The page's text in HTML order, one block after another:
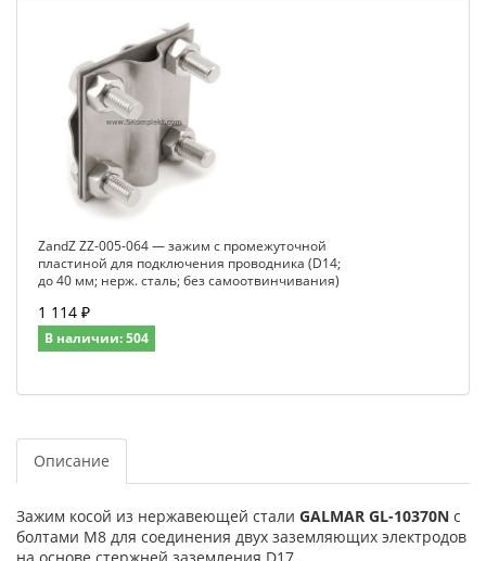
ZandZ ZZ-005-064 — зажим с промежуточной
пластиной для подключения проводника (D14;
до 40 мм; нерж. сталь; без самоотвинчивания)
1 114 ₽
В наличии: 504
Описание
Зажим косой из нержавеющей стали GALMAR GL-10370N с
болтами M8 для соединения двух заземляющих электродов